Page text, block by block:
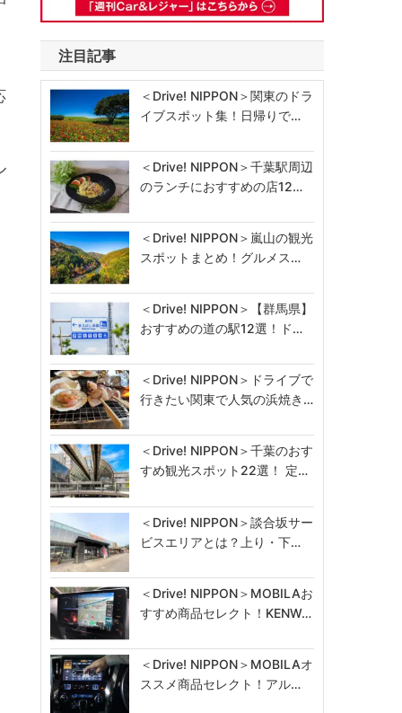
注目記事
＜Drive! NIPPON＞関東のドラ
イブスポット集！日帰りで…
＜Drive! NIPPON＞千葉駅周辺
のランチにおすすめの店12…
＜Drive! NIPPON＞嵐山の観光
スポットまとめ！グルメス…
＜Drive! NIPPON＞【群馬県】
おすすめの道の駅12選！ド…
＜Drive! NIPPON＞ドライブで
行きたい関東で人気の浜焼き…
＜Drive! NIPPON＞千葉のおす
すめ観光スポット22選！ 定…
＜Drive! NIPPON＞談合坂サー
ビスエリアとは？上り・下…
＜Drive! NIPPON＞MOBILAお
すすめ商品セレクト！KENW…
＜Drive! NIPPON＞MOBILAオ
ススメ商品セレクト！アル…